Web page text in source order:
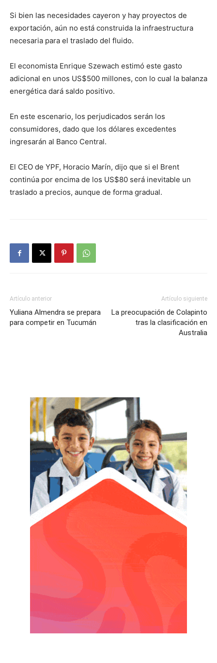
Si bien las necesidades cayeron y hay proyectos de
exportación, aún no está construida la infraestructura
necesaria para el traslado del fluido.
El economista Enrique Szewach estimó este gasto
adicional en unos US$500 millones, con lo cual la balanza
energética dará saldo positivo.
En este escenario, los perjudicados serán los
consumidores, dado que los dólares excedentes
ingresarán al Banco Central.
El CEO de YPF, Horacio Marín, dijo que si el Brent
continúa por encima de los US$80 será inevitable un
traslado a precios, aunque de forma gradual.
Artículo anterior
Yuliana Almendra se prepara
para competir en Tucumán
Artículo siguiente
La preocupación de Colapinto
tras la clasificación en
Australia